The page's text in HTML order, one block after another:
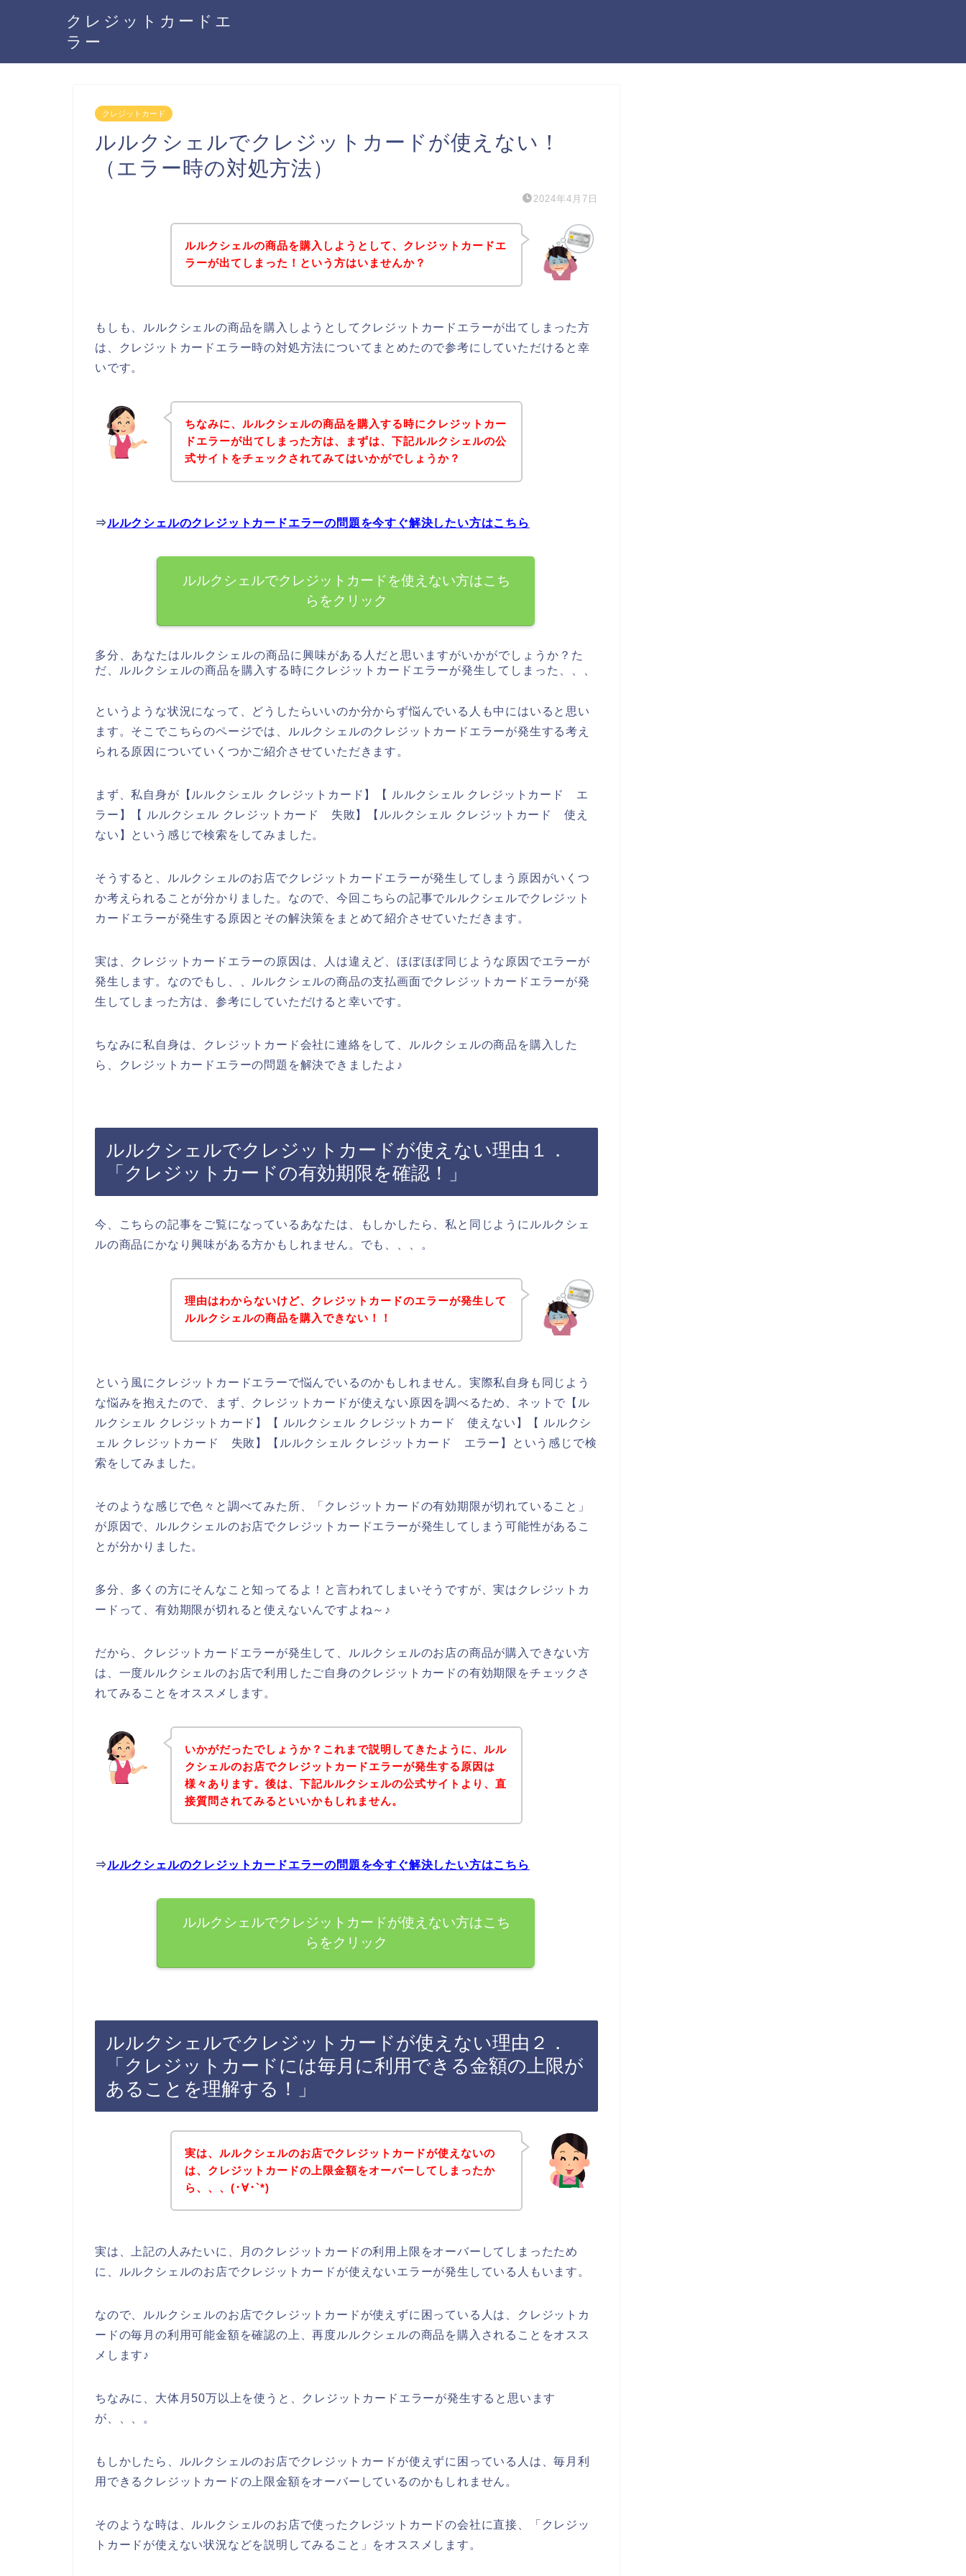
クレジットカードエ
ラー
クレジットカード
ルルクシェルでクレジットカードが使えない！
（エラー時の対処方法）
2024年4月7日
ルルクシェルの商品を購入しようとして、クレジットカードエ
ラーが出てしまった！という方はいませんか？
もしも、ルルクシェルの商品を購入しようとしてクレジットカードエラーが出てしまった方
は、クレジットカードエラー時の対処方法についてまとめたので参考にしていただけると幸
いです。
ちなみに、ルルクシェルの商品を購入する時にクレジットカー
ドエラーが出てしまった方は、まずは、下記ルルクシェルの公
式サイトをチェックされてみてはいかがでしょうか？
⇒ルルクシェルのクレジットカードエラーの問題を今すぐ解決したい方はこちら
ルルクシェルでクレジットカードを使えない方はこち
らをクリック
多分、あなたはルルクシェルの商品に興味がある人だと思いますがいかがでしょうか？た
だ、ルルクシェルの商品を購入する時にクレジットカードエラーが発生してしまった、、、
というような状況になって、どうしたらいいのか分からず悩んでいる人も中にはいると思い
ます。そこでこちらのページでは、ルルクシェルのクレジットカードエラーが発生する考え
られる原因についていくつかご紹介させていただきます。
まず、私自身が【ルルクシェル クレジットカード】【 ルルクシェル クレジットカード エ
ラー】【 ルルクシェル クレジットカード 失敗】【ルルクシェル クレジットカード 使え
ない】という感じで検索をしてみました。
そうすると、ルルクシェルのお店でクレジットカードエラーが発生してしまう原因がいくつ
か考えられることが分かりました。なので、今回こちらの記事でルルクシェルでクレジット
カードエラーが発生する原因とその解決策をまとめて紹介させていただきます。
実は、クレジットカードエラーの原因は、人は違えど、ほぼほぼ同じような原因でエラーが
発生します。なのでもし、、ルルクシェルの商品の支払画面でクレジットカードエラーが発
生してしまった方は、参考にしていただけると幸いです。
ちなみに私自身は、クレジットカード会社に連絡をして、ルルクシェルの商品を購入した
ら、クレジットカードエラーの問題を解決できましたよ♪
ルルクシェルでクレジットカードが使えない理由１．
「クレジットカードの有効期限を確認！」
今、こちらの記事をご覧になっているあなたは、もしかしたら、私と同じようにルルクシェ
ルの商品にかなり興味がある方かもしれません。でも、、、。
理由はわからないけど、クレジットカードのエラーが発生して
ルルクシェルの商品を購入できない！！
という風にクレジットカードエラーで悩んでいるのかもしれません。実際私自身も同じよう
な悩みを抱えたので、まず、クレジットカードが使えない原因を調べるため、ネットで【ル
ルクシェル クレジットカード】【 ルルクシェル クレジットカード 使えない】【 ルルクシ
ェル クレジットカード 失敗】【ルルクシェル クレジットカード エラー】という感じで検
索をしてみました。
そのような感じで色々と調べてみた所、「クレジットカードの有効期限が切れていること」
が原因で、ルルクシェルのお店でクレジットカードエラーが発生してしまう可能性があるこ
とが分かりました。
多分、多くの方にそんなこと知ってるよ！と言われてしまいそうですが、実はクレジットカ
ードって、有効期限が切れると使えないんですよね～♪
だから、クレジットカードエラーが発生して、ルルクシェルのお店の商品が購入できない方
は、一度ルルクシェルのお店で利用したご自身のクレジットカードの有効期限をチェックさ
れてみることをオススメします。
いかがだったでしょうか？これまで説明してきたように、ルル
クシェルのお店でクレジットカードエラーが発生する原因は
様々あります。後は、下記ルルクシェルの公式サイトより、直
接質問されてみるといいかもしれません。
⇒ルルクシェルのクレジットカードエラーの問題を今すぐ解決したい方はこちら
ルルクシェルでクレジットカードが使えない方はこち
らをクリック
ルルクシェルでクレジットカードが使えない理由２．
「クレジットカードには毎月に利用できる金額の上限が
あることを理解する！」
実は、ルルクシェルのお店でクレジットカードが使えないの
は、クレジットカードの上限金額をオーバーしてしまったか
ら、、、(･∀･`*)
実は、上記の人みたいに、月のクレジットカードの利用上限をオーバーしてしまったため
に、ルルクシェルのお店でクレジットカードが使えないエラーが発生している人もいます。
なので、ルルクシェルのお店でクレジットカードが使えずに困っている人は、クレジットカ
ードの毎月の利用可能金額を確認の上、再度ルルクシェルの商品を購入されることをオスス
メします♪
ちなみに、大体月50万以上を使うと、クレジットカードエラーが発生すると思います
が、、、。
もしかしたら、ルルクシェルのお店でクレジットカードが使えずに困っている人は、毎月利
用できるクレジットカードの上限金額をオーバーしているのかもしれません。
そのような時は、ルルクシェルのお店で使ったクレジットカードの会社に直接、「クレジッ
トカードが使えない状況などを説明してみること」をオススメします。